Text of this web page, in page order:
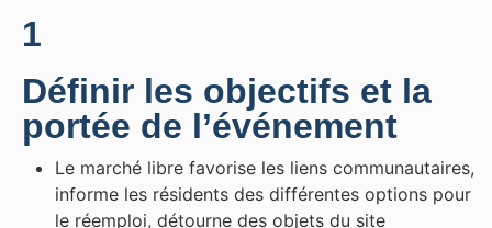
1
Définir les objectifs et la
portée de l’événement
Le marché libre favorise les liens communautaires,
informe les résidents des différentes options pour
le réemploi, détourne des objets du site